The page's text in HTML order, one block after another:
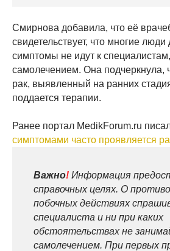
Смирнова добавила, что её
свидетельствует, что многие
симптомы не идут к
самолечением. Она подчеркнула,
рак, выявленный на ранних
поддается терапии.
Ранее портал MedikForum.ru
симптомами часто проявляется
Важно! Информация
справочных целях. О
побочных действиях
специалиста и ни при каких
обстоятельствах не
самолечением. При первых